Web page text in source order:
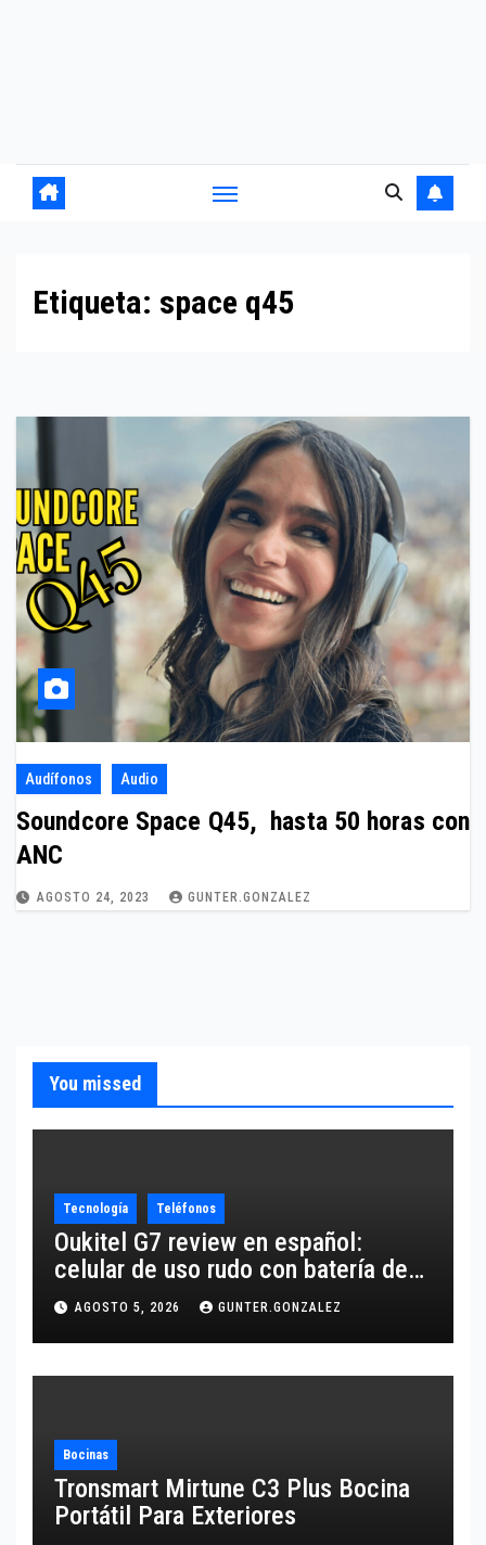
Etiqueta: space q45
Audífonos Audio
Soundcore Space Q45, hasta 50 horas con
ANC
AGOSTO 24, 2023 GUNTER.GONZALEZ
You missed
Tecnología Teléfonos
Oukitel G7 review en español:
celular de uso rudo con batería de
10,600 mAh
AGOSTO 5, 2026 GUNTER.GONZALEZ
Bocinas
Tronsmart Mirtune C3 Plus Bocina
Portátil Para Exteriores